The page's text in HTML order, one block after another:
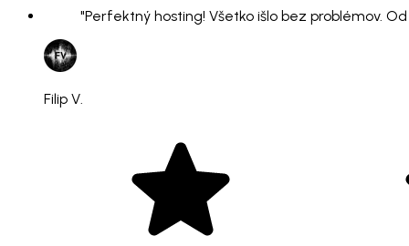
"Perfektný hosting! Všetko išlo bez problémov.
Filip V.